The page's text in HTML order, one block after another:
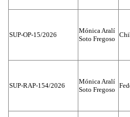
SUP-OP-15/2026
Mónica Aralí
Soto Fregoso
SUP-RAP-154/2026
Mónica Aralí
Soto Fregoso